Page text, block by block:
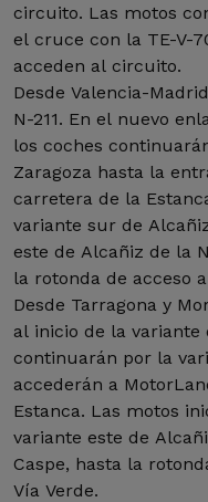
circuito. Las motos
el cruce con la TE-V-
acceden al circuito.
Desde Valencia-
N-211. En el nuevo
los coches
Zaragoza hasta la
carretera de la
variante sur de
este de Alcañiz de la
la rotonda de acceso
Desde Tarragona y
al inicio de la variante
continuarán por la
accederán a
Estanca. Las motos iniciarán el recorrido por la
variante este de
Caspe, hasta la
Vía Verde.